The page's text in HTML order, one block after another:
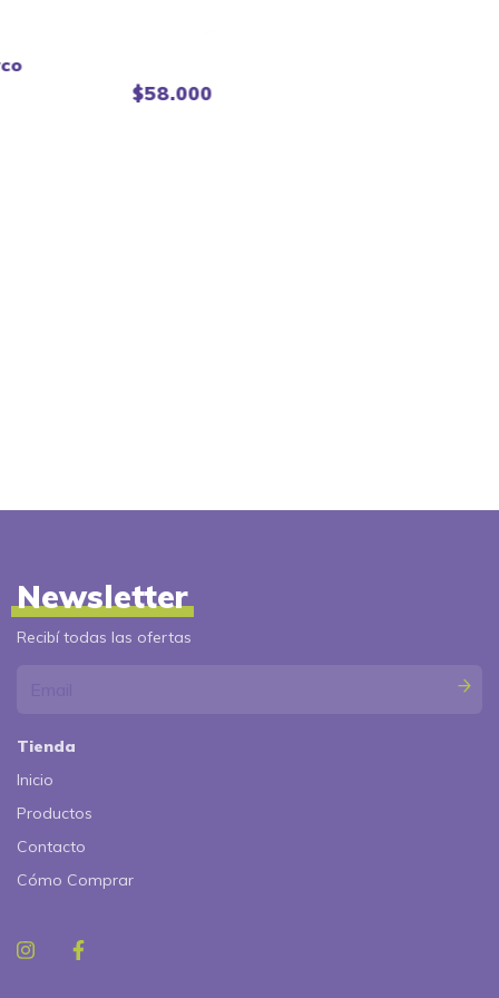
$58.000
Newsletter
Recibí todas las ofertas
Tienda
Inicio
Productos
Contacto
Cómo Comprar